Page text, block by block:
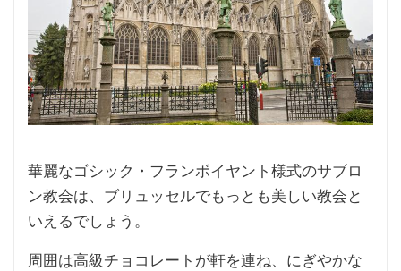
華麗なゴシック・フランボイヤント様式のサブロ
ン教会は、ブリュッセルでもっとも美しい教会と
いえるでしょう。
周囲は高級チョコレートが軒を連ね、にぎやかな